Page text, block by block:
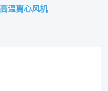
高温离心风机